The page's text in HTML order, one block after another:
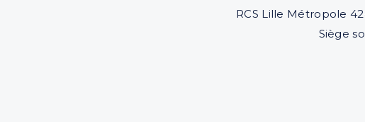
RCS Lille Métropole
Siège